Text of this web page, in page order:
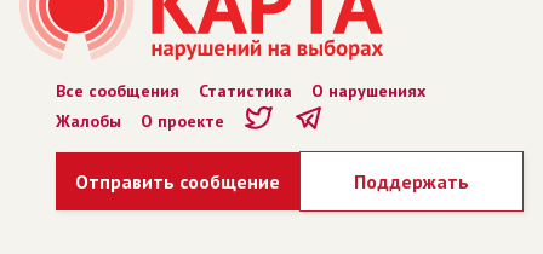
Все сообщения Статистика
О нарушениях
Жалобы
О проекте
Отправить сообщение Поддержать